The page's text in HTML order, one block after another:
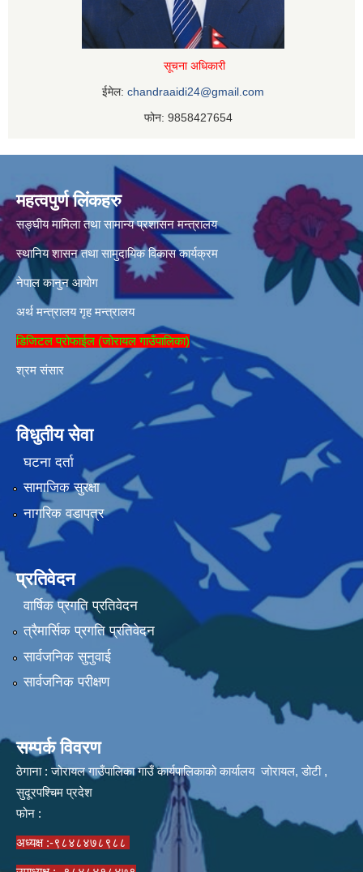
सूचना अधिकारी
ईमेल: chandraaidi24@gmail.com
फोन: 9858427654
महत्वपुर्ण लिंकहरु
सङ्घीय मामिला तथा सामान्य प्रशासन मन्त्रालय
स्थानिय शासन तथा सामुदायिक विकास कार्यक्रम
नेपाल कानुन आयोग
अर्थ मन्त्रालय गृह मन्त्रालय
डिजिटल प्रोफाईल (जोरायल गाउँपालिका)
श्रम संसार
विधुतीय सेवा
घटना दर्ता
सामाजिक सुरक्षा
नागरिक वडापत्र
प्रतिवेदन
वार्षिक प्रगति प्रतिवेदन
त्रैमार्सिक प्रगति प्रतिवेदन
सार्वजनिक सुनुवाई
सार्वजनिक परीक्षण
सम्पर्क विवरण
ठेगाना : जोरायल गाउँपालिका गाउँ कार्यपालिकाको कार्यालय जोरायल, डोटी ,
सुदूरपश्चिम प्रदेश
फोन :
अध्यक्ष :-९८४८४७८९८८